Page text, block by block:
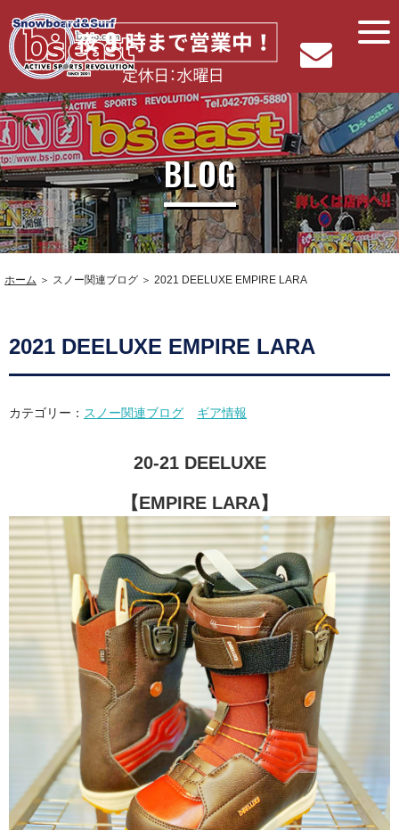
BLOG
ホーム ＞ スノー関連ブログ ＞ 2021 DEELUXE EMPIRE LARA
2021 DEELUXE EMPIRE LARA
カテゴリー： スノー関連ブログ ギア情報
20-21 DEELUXE
【EMPIRE LARA】